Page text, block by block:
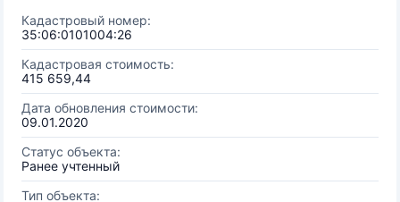
Кадастровый номер:
35:06:0101004:26
Кадастровая стоимость:
415 659,44
Дата обновления стоимости:
09.01.2020
Статус объекта:
Ранее учтенный
Тип объекта: